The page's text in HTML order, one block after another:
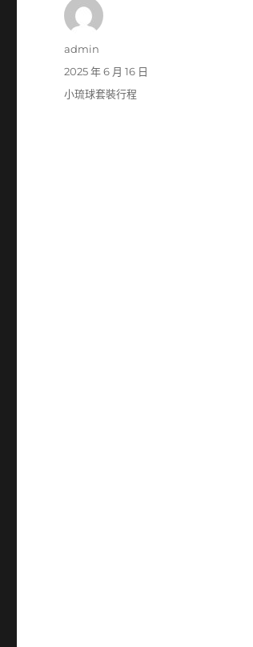
作
admin
發
佈
2025 年 6 月 16 日
分
小琉球套裝行程